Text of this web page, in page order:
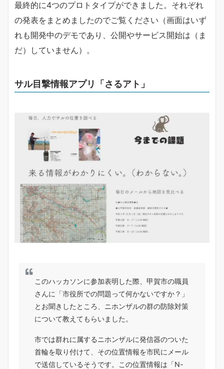
最終的に4つのプロトタイプができました。それぞれ
の発表をまとめましたのでご覧ください（画面はいず
れも開発中のデモであり、公開やサービス開始は（ま
だ）していません）。
サル目撃情報アプリ「さるアト」
このハッカソンに参加表明した際、甲賀市の職員
さんに「市役所での問題って何かないですか？」
とお聞きしたところ、ニホンザルの群の防除対策
について教えてもらいました。
市では群れに属するニホンザルに発信器のついた
首輪を取り付けて、その位置情報を市民にメール
で送信しているそうです。この位置情報は「N-